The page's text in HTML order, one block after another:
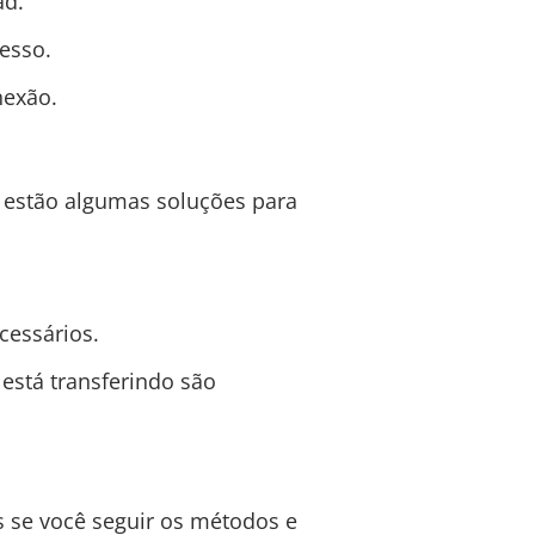
algumas soluções para
transferindo são
você seguir os métodos e